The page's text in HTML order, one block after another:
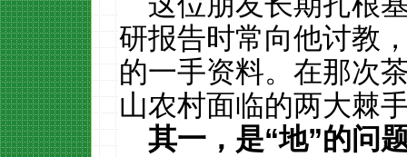
研报告时常向他讨教
的一手资料。在那次
山农村面临的两大棘
其一，是“地”的问